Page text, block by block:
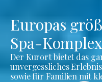
Europas
Spa-Komplex
Der Kurort bietet das
unvergessliches
sowie für Familien mit